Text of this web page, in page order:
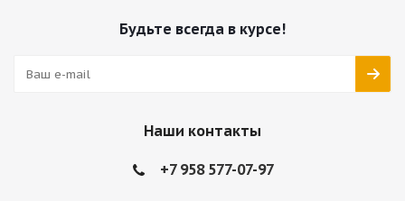
Будьте всегда в курсе!
Наши контакты
+7 958 577-07-97